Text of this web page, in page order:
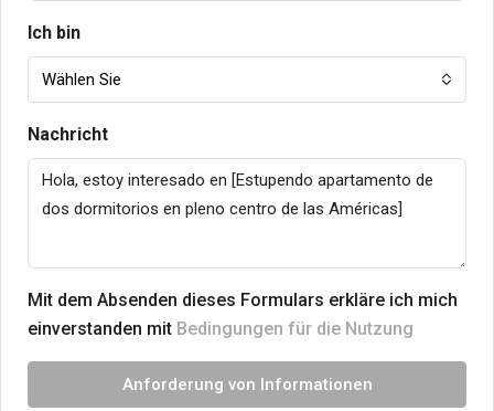
Ich bin
Wählen Sie
Nachricht
Mit dem Absenden dieses Formulars erkläre ich mich
einverstanden mit Bedingungen für die Nutzung
Anforderung von Informationen